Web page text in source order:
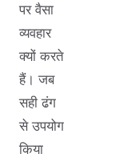
पर वैसा
व्यवहार
क्यों करते
हैं। जब
सही ढंग
से उपयोग
किया